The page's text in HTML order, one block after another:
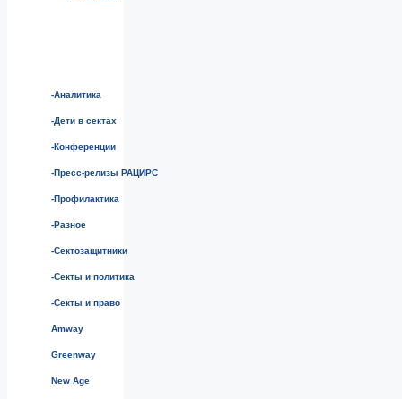
-Аналитика
-Дети в сектах
-Конференции
-Пресс-релизы РАЦИРС
-Профилактика
-Разное
-Сектозащитники
-Секты и политика
-Секты и право
Amway
Greenway
New Age